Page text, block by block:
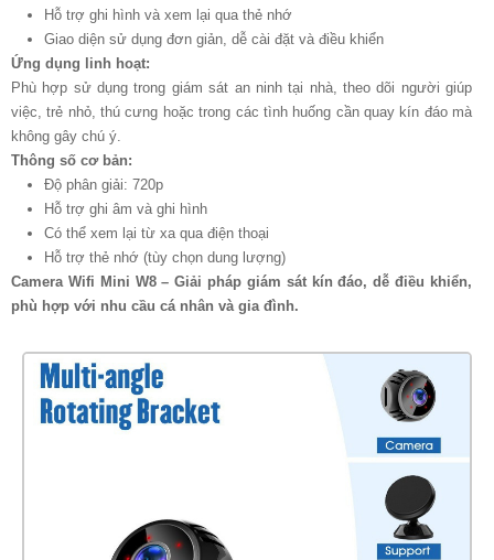
Hỗ trợ ghi hình và xem lại qua thẻ nhớ
Giao diện sử dụng đơn giản, dễ cài đặt và điều khiển
Ứng dụng linh hoạt:
Phù hợp sử dụng trong giám sát an ninh tại nhà, theo dõi người giúp
việc, trẻ nhỏ, thú cưng hoặc trong các tình huống cần quay kín đáo mà
không gây chú ý.
Thông số cơ bản:
Độ phân giải: 720p
Hỗ trợ ghi âm và ghi hình
Có thể xem lại từ xa qua điện thoại
Hỗ trợ thẻ nhớ (tùy chọn dung lượng)
Camera Wifi Mini W8 – Giải pháp giám sát kín đáo, dễ điều khiển,
phù hợp với nhu cầu cá nhân và gia đình.